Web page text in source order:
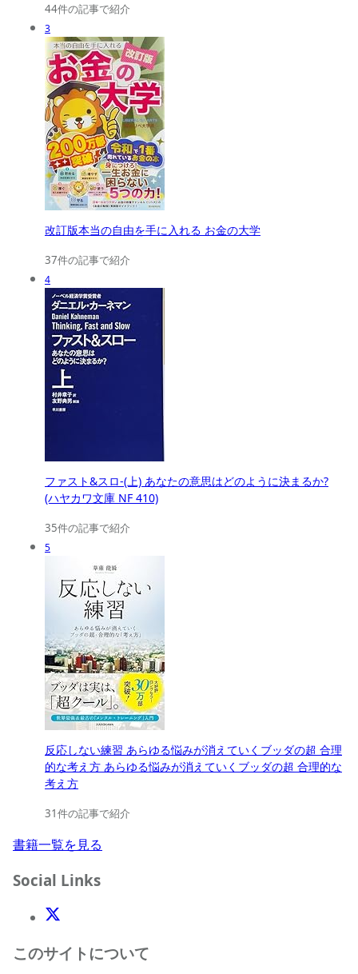
44件の記事で紹介
3
改訂版本当の自由を手に入れる お金の大学
37件の記事で紹介
4
ファスト&スロ-(上) あなたの意思はどのように決まるか?
(ハヤカワ文庫 NF 410)
35件の記事で紹介
5
反応しない練習 あらゆる悩みが消えていくブッダの超 合理
的な考え方 あらゆる悩みが消えていくブッダの超 合理的な
考え方
31件の記事で紹介
書籍一覧を見る
Social Links
X(Twitter)
このサイトについて